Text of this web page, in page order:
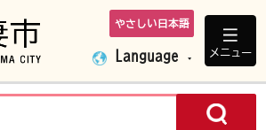
下妻市ホームペ
やさしい日本語
Language メニュー